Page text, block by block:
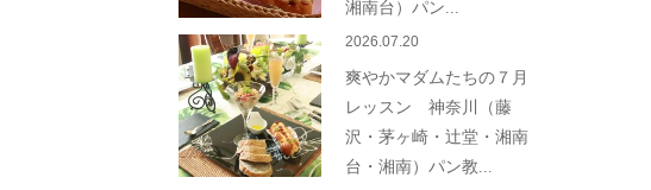
湘南台）パン...
2026.07.20
爽やかマダムたちの７月
レッスン 神奈川（藤
沢・茅ヶ崎・辻堂・湘南
台・湘南）パン教...